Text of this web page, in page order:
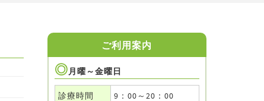
ご利用案内
月曜～金曜日
診療時間 9：00～20：00